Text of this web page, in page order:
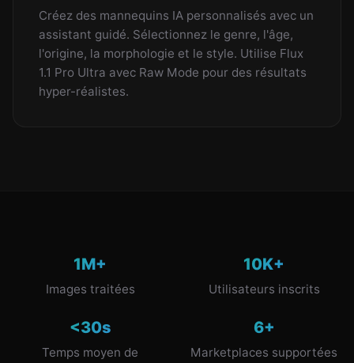
Créez des mannequins IA personnalisés avec un
assistant guidé. Sélectionnez le genre, l'âge,
l'origine, la morphologie et le style. Utilise Flux
1.1 Pro Ultra avec Raw Mode pour des résultats
hyper-réalistes.
1M+
Images traitées
10K+
Utilisateurs inscrits
<30s
Temps moyen de
6+
Marketplaces supportées